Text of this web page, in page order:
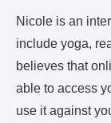
Nicole is an
include yoga,
believes that
able to access
use it against